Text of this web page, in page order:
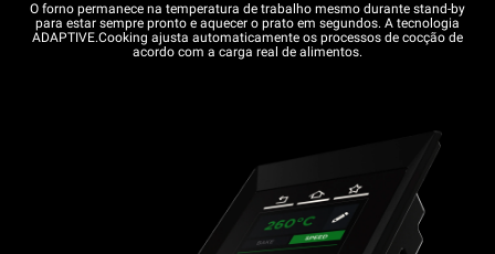
O forno permanece na temperatura de trabalho mesmo durante stand-by
para estar sempre pronto e aquecer o prato em segundos. A tecnologia
ADAPTIVE.Cooking ajusta automaticamente os processos de cocção de
acordo com a carga real de alimentos.